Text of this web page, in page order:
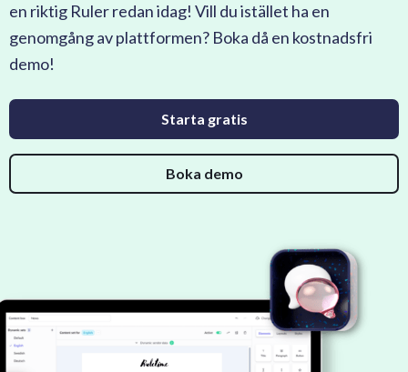
en riktig Ruler redan idag! Vill du istället ha en
genomgång av plattformen? Boka då en kostnadsfri
demo!
Starta gratis
Boka demo